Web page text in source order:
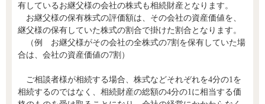
有しているお継父様の会社の株式も相続財産となります。
お継父様の保有株式の評価額は、その会社の資産価値を、
継父様の保有していた株式の割合で掛けた割合となります。
（例 お継父様がその会社の全株式の7割を保有していた場
合は、会社の資産価値の7割）
ご相談者様が相続する場合、株式などそれぞれを4分の1を
相続するのではなく、相続財産の総額の4分の1に相当する価